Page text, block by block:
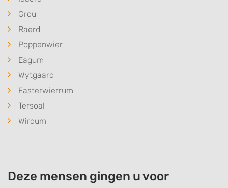
Grou
Raerd
Poppenwier
Eagum
Wytgaard
Easterwierrum
Tersoal
Wirdum
Deze mensen gingen u voor